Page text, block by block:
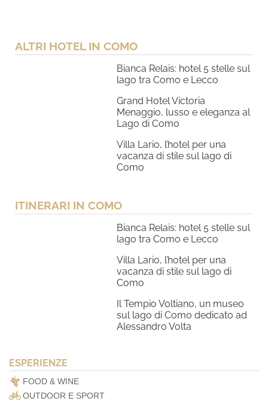
ALTRI HOTEL IN COMO
Bianca Relais: hotel 5 stelle sul
lago tra Como e Lecco
Grand Hotel Victoria
Menaggio, lusso e eleganza al
Lago di Como
Villa Lario, l’hotel per una
vacanza di stile sul lago di
Como
ITINERARI IN COMO
Bianca Relais: hotel 5 stelle sul
lago tra Como e Lecco
Villa Lario, l’hotel per una
vacanza di stile sul lago di
Como
Il Tempio Voltiano, un museo
sul lago di Como dedicato ad
Alessandro Volta
ESPERIENZE
FOOD & WINE
OUTDOOR E SPORT